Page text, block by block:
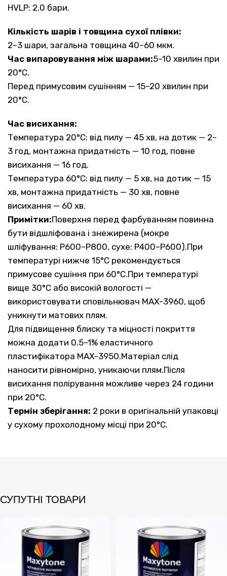
HVLP: 2.0 бари.
Кількість шарів і товщина сухої плівки:
2–3 шари, загальна товщина 40–60 мкм.
Час випаровування між шарами:5–10 хвилин при
20°C.
Перед примусовим сушінням — 15–20 хвилин при
20°C.
Час висихання:
Температура 20°C: від пилу — 45 хв, на дотик — 2–
3 год, монтажна придатність — 10 год, повне
висихання — 16 год.
Температура 60°C: від пилу — 5 хв, на дотик — 15
хв, монтажна придатність — 30 хв, повне
висихання — 60 хв.
Примітки:Поверхня перед фарбуванням повинна
бути відшліфована і знежирена (мокре
шліфування: P600–P800, сухе: P400–P600).При
температурі нижче 15°C рекомендується
примусове сушіння при 60°C.При температурі
вище 30°C або високій вологості —
використовувати сповільнювач MAX-3960, щоб
уникнути матових плям.
Для підвищення блиску та міцності покриття
можна додати 0.5–1% еластичного
пластифікатора MAX-3950.Матеріал слід
наносити рівномірно, уникаючи плям.Після
висихання полірування можливе через 24 години
при 20°C.
Термін зберігання: 2 роки в оригінальній упаковці
у сухому прохолодному місці при 20°C.
СУПУТНІ ТОВАРИ